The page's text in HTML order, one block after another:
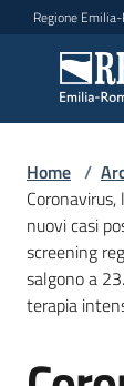
Vai al contenuto
Vai alla
Vai al footer
Regione
Comunicati
stampa
Cerca
un
comunicato
Risorse
Home /
nuovi casi
screening
salgono a
terapia
Salta al